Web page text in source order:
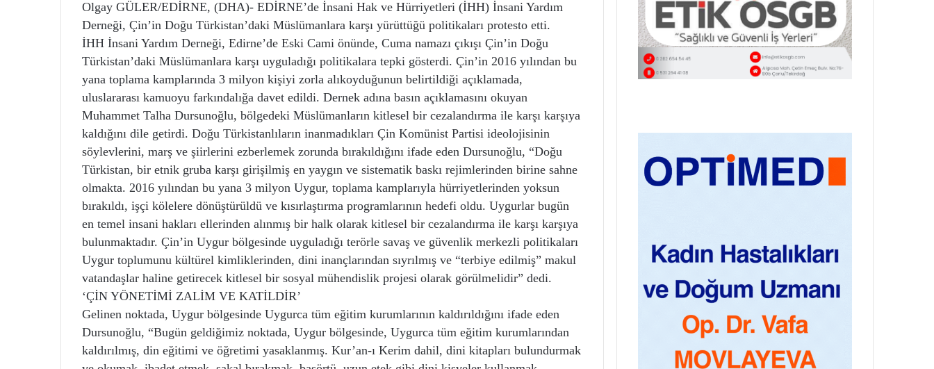
Olgay GÜLER/EDİRNE, (DHA)- EDİRNE’de İnsani Hak ve Hürriyetleri (İHH) İnsani Yardım
Derneği, Çin’in Doğu Türkistan’daki Müslümanlara karşı yürüttüğü politikaları protesto etti.
İHH İnsani Yardım Derneği, Edirne’de Eski Cami önünde, Cuma namazı çıkışı Çin’in Doğu
Türkistan’daki Müslümanlara karşı uyguladığı politikalara tepki gösterdi. Çin’in 2016 yılından bu
yana toplama kamplarında 3 milyon kişiyi zorla alıkoyduğunun belirtildiği açıklamada,
uluslararası kamuoyu farkındalığa davet edildi. Dernek adına basın açıklamasını okuyan
Muhammet Talha Dursunoğlu, bölgedeki Müslümanların kitlesel bir cezalandırma ile karşı karşıya
kaldığını dile getirdi. Doğu Türkistanlıların inanmadıkları Çin Komünist Partisi ideolojisinin
söylevlerini, marş ve şiirlerini ezberlemek zorunda bırakıldığını ifade eden Dursunoğlu, “Doğu
Türkistan, bir etnik gruba karşı girişilmiş en yaygın ve sistematik baskı rejimlerinden birine sahne
olmakta. 2016 yılından bu yana 3 milyon Uygur, toplama kamplarıyla hürriyetlerinden yoksun
bırakıldı, işçi kölelere dönüştürüldü ve kısırlaştırma programlarının hedefi oldu. Uygurlar bugün
en temel insani hakları ellerinden alınmış bir halk olarak kitlesel bir cezalandırma ile karşı karşıya
bulunmaktadır. Çin’in Uygur bölgesinde uyguladığı terörle savaş ve güvenlik merkezli politikaları
Uygur toplumunu kültürel kimliklerinden, dini inançlarından sıyrılmış ve “terbiye edilmiş” makul
vatandaşlar haline getirecek kitlesel bir sosyal mühendislik projesi olarak görülmelidir” dedi.
‘ÇİN YÖNETİMİ ZALİM VE KATİLDİR’
Gelinen noktada, Uygur bölgesinde Uygurca tüm eğitim kurumlarının kaldırıldığını ifade eden
Dursunoğlu, “Bugün geldiğimiz noktada, Uygur bölgesinde, Uygurca tüm eğitim kurumlarından
kaldırılmış, din eğitimi ve öğretimi yasaklanmış. Kur’an-ı Kerim dahil, dini kitapları bulundurmak